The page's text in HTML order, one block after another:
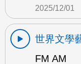
2025/12/01
世界文學
FM AM